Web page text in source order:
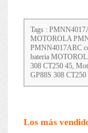
Tags :
MOTOROLA
PMNN4017ARC
bateria
308 CT250 45,
GP88S 308
Los más